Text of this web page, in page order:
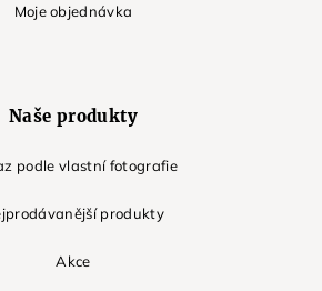
Moje objednávka
Naše produkty
podle vlastní fotografie
produkty
Akce